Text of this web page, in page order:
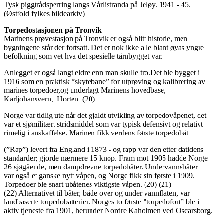
Tysk piggtrådsperring langs Vårlistranda på Jeløy. 1941 - 45.
(Østfold fylkes bildearkiv)
Torpedostasjonen på Tronvik
Marinens prøvestasjon på Tronvik er også blitt historie, men
bygningene står der fortsatt. Det er nok ikke alle blant øyas yngre
befolkning som vet hva det spesielle tårnbygget var.
Anlegget er også langt eldre enn man skulle tro.Det ble bygget i
1916 som en praktisk ”skytebane” for utprøving og kalibrering av
marines torpedoer,og underlagt Marinens hovedbase,
Karljohansvern,i Horten. (20)
Norge var tidlig ute når det gjaldt utvikling av torpedovåpenet, det
var et sjømilitært stridsmiddel som var typisk defensivt og relativt
rimelig i anskaffelse. Marinen fikk verdens første torpedobåt
(”Rap”) levert fra England i 1873 - og rapp var den etter datidens
standarder; gjorde nærmere 15 knop. Fram mot 1905 hadde Norge
26 sjøgående, men dampdrevne torpedobåter. Undervannsbåter
var også et ganske nytt våpen, og Norge fikk sin første i 1909.
Torpedoer ble snart ubåtenes viktigste våpen. (20) (21)
(22) Alternativet til båter, både over og under vannflaten, var
landbaserte torpedobatterier. Norges to første ”torpedofort” ble i
aktiv tjeneste fra 1901, herunder Nordre Kaholmen ved Oscarsborg.